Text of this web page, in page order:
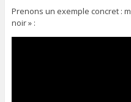
Prenons un exemple concret :
noir » :